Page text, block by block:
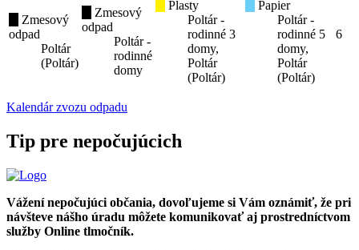
Zmesový
odpad
Poltár
(Poltár)
Zmesový
odpad
Poltár -
rodinné
domy
Plasty
Poltár -
rodinné
domy,
Poltár
(Poltár)
3
Papier
Poltár -
rodinné
domy,
Poltár
(Poltár)
5 6
Kalendár zvozu odpadu
Tip pre nepočujúcich
Vážení nepočujúci občania, dovoľujeme si Vám oznámiť, že pri
návšteve nášho úradu môžete komunikovať aj prostredníctvom
služby Online tlmočník.